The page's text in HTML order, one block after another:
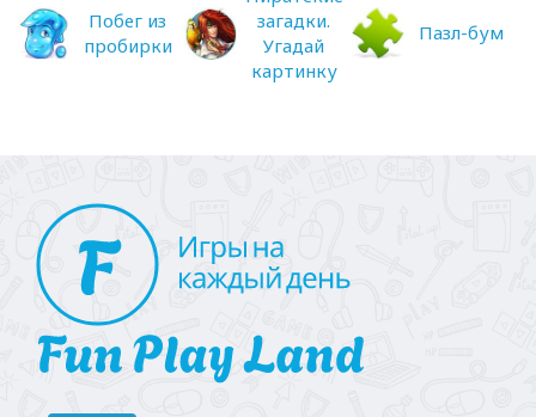
Побег из
пробирки
загадки.
Угадай
картинку
Пазл-бум